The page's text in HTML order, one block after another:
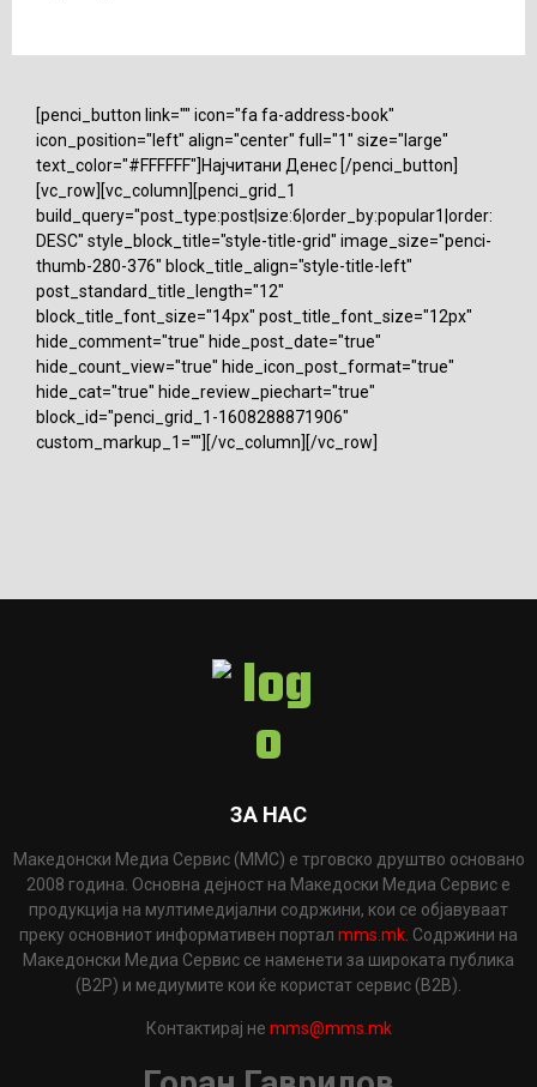
[penci_button link="" icon="fa fa-address-book"
icon_position="left" align="center" full="1" size="large"
text_color="#FFFFFF"]Најчитани Денес [/penci_button]
[vc_row][vc_column][penci_grid_1
build_query="post_type:post|size:6|order_by:popular1|order:
DESC" style_block_title="style-title-grid" image_size="penci-
thumb-280-376" block_title_align="style-title-left"
post_standard_title_length="12"
block_title_font_size="14px" post_title_font_size="12px"
hide_comment="true" hide_post_date="true"
hide_count_view="true" hide_icon_post_format="true"
hide_cat="true" hide_review_piechart="true"
block_id="penci_grid_1-1608288871906"
custom_markup_1=""][/vc_column][/vc_row]
ЗА НАС
Македонски Медиа Сервис (ММС) е трговско друштво основано
2008 година. Основна дејност на Македоски Медиа Сервис е
продукција на мултимедијални содржини, кои се објавуваат
преку основниот информативен портал mms.mk. Содржини на
Македонски Медиа Сервис се наменети за широката публика
(B2P) и медиумите кои ќе користат сервис (B2B).
Контактирај не mms@mms.mk